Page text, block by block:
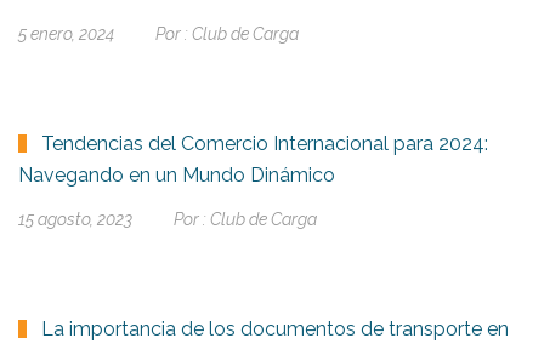
5 enero, 2024 Por : Club de Carga
Tendencias del Comercio Internacional para 2024:
Navegando en un Mundo Dinámico
15 agosto, 2023 Por : Club de Carga
La importancia de los documentos de transporte en